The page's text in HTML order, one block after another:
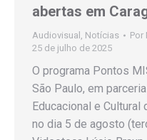
abertas em
Audiovisual , Notícias Por
25 de julho de 2025
O programa Pontos
São Paulo, em
Educacional e Cultural
no dia 5 de agosto